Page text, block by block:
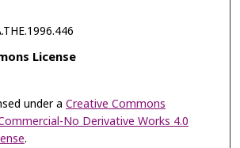
License
under a Creative Commons
No Derivative Works 4.0
.